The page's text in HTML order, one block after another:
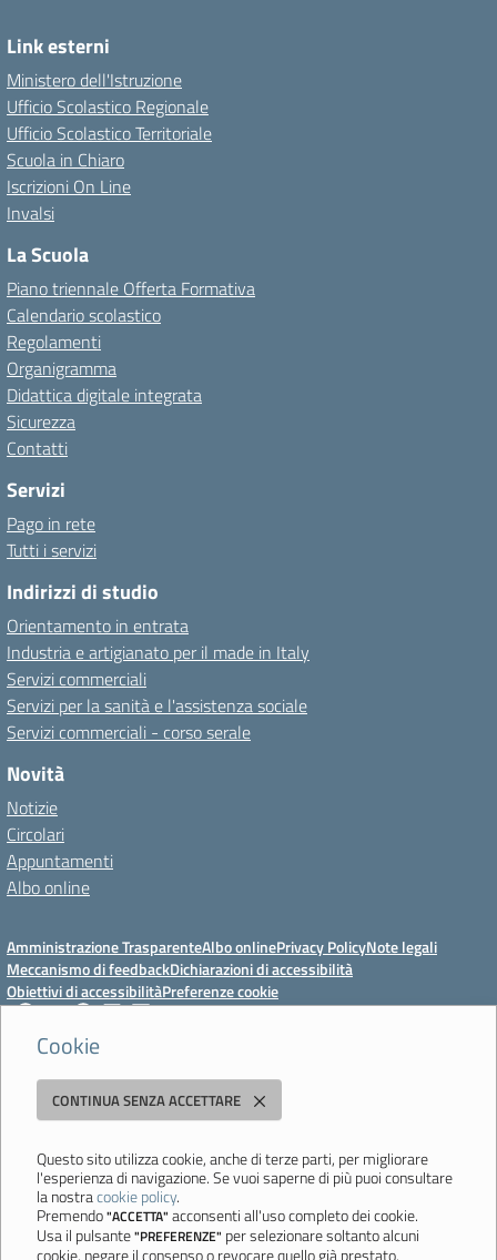
Cookie
CONTINUA SENZA ACCETTARE
Questo sito utilizza cookie, anche di terze parti, per migliorare
l'esperienza di navigazione. Se vuoi saperne di più puoi consultare
la nostracookie policy.
Premendo"ACCETTA" acconsenti all'uso completo dei cookie.
Usa il pulsante"PREFERENZE" per selezionare soltanto alcuni
cookie, negare il consenso o revocare quello già prestato.
Link esterni
Ministero dell'Istruzione
Ufficio Scolastico Regionale
Ufficio Scolastico Territoriale
Scuola in Chiaro
Iscrizioni On Line
Invalsi
La Scuola
Piano triennale Offerta Formativa
Calendario scolastico
Regolamenti
Organigramma
Didattica digitale integrata
Sicurezza
Contatti
Servizi
Pago in rete
Tutti i servizi
Indirizzi di studio
Orientamento in entrata
Industria e artigianato per il made in Italy
Servizi commerciali
Servizi per la sanità e l'assistenza sociale
Servizi commerciali - corso serale
Novità
Notizie
Circolari
Appuntamenti
Albo online
Amministrazione TrasparenteAlbo onlinePrivacy PolicyNote legali
Meccanismo di feedbackDichiarazioni di accessibilità
Obiettivi di accessibilitàPreferenze cookie
Istituto Professionale Statale Socio-Commerciale-Artigianale "Cattaneo -
Deledda"
351005 - Email:morc08000g@istruzione.it- PEC:
morc08000g@pec.istruzione.it
Codice meccanografico: MORC08000G - C.F. 94177200360
Ultimo aggiornamento: Mercoledì, 29 Luglio 2026 ore 10:08